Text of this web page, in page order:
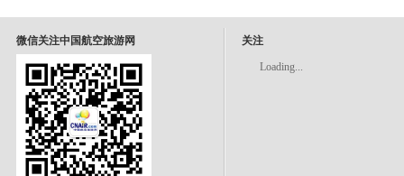
微信关注中国航空旅游网 关注
Loading...